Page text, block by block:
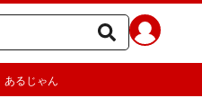
あるじゃん